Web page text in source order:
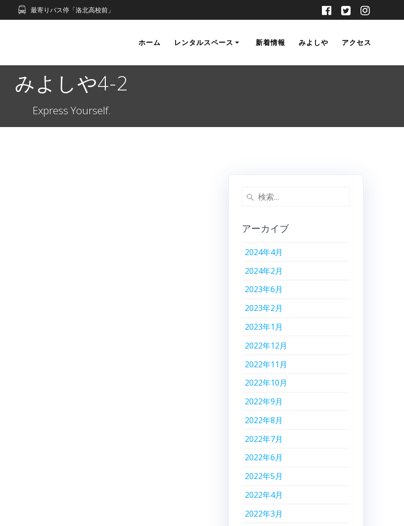
最寄りバス停「洛北高校前」
ホーム レンタルスペース 新着情報 みよしや アクセス
みよしや4-2
Express Yourself.
検
アーカイブ
2024年4月
2024年2月
2023年6月
2023年2月
2023年1月
2022年12月
2022年11月
2022年10月
2022年9月
2022年8月
2022年7月
2022年6月
2022年5月
2022年4月
2022年3月